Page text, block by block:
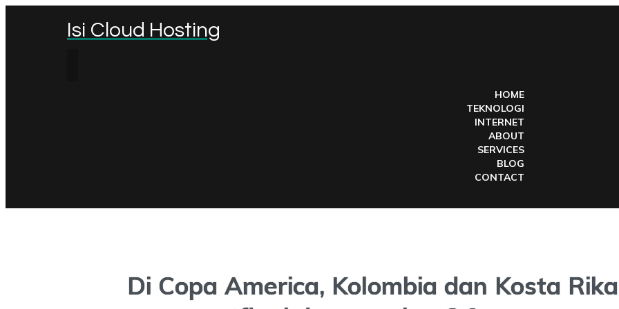
Isi Cloud Hosting
HOME
TEKNOLOGI
INTERNET
ABOUT
SERVICES
BLOG
CONTACT
Di Copa America, Kolombia dan Kosta